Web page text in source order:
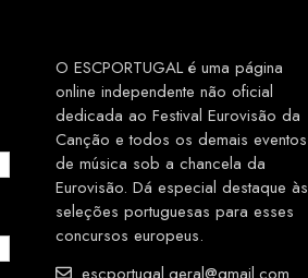
O ESCPORTUGAL é uma página
online independente não oficial
dedicada ao Festival Eurovisão da
Canção e todos os demais eventos
de música sob a chancela da
Eurovisão. Dá especial destaque às
seleções portuguesas para esses
concursos europeus.